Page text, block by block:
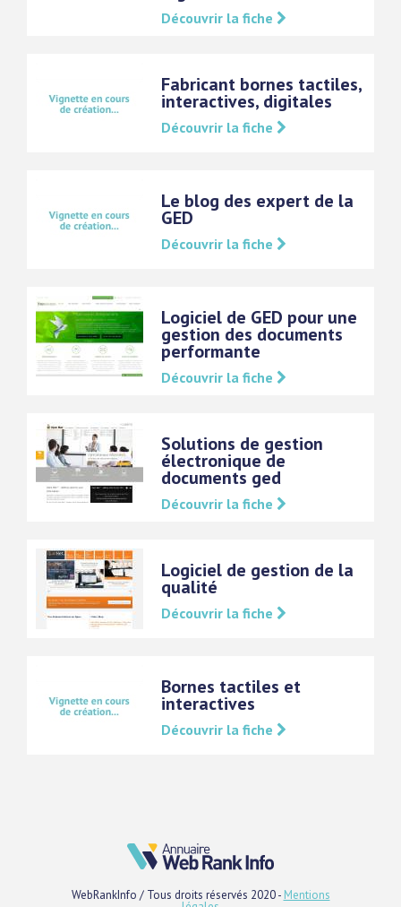
Découvrir la fiche
Fabricant bornes tactiles,
interactives, digitales
Découvrir la fiche
Le blog des expert de la
GED
Découvrir la fiche
Logiciel de GED pour une
gestion des documents
performante
Découvrir la fiche
Solutions de gestion
électronique de
documents ged
Découvrir la fiche
Logiciel de gestion de la
qualité
Découvrir la fiche
Bornes tactiles et
interactives
Découvrir la fiche
WebRankInfo / Tous droits réservés 2020 - Mentions